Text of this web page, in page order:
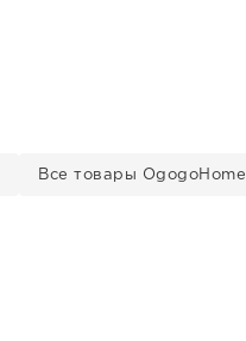
Все товары OgogoHome